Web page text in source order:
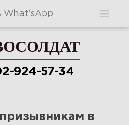
What’sApp
924-57-34
в